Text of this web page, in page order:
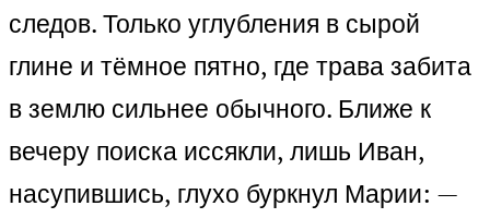
следов. Только углубления в сырой
глине и тёмное пятно, где трава забита
в землю сильнее обычного. Ближе к
вечеру поиска иссякли, лишь Иван,
насупившись, глухо буркнул Марии: —